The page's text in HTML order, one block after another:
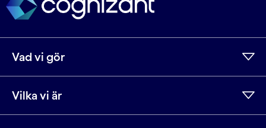
Vad vi gör
Vilka vi är